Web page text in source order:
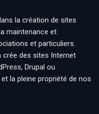
la création de sites
maintenance et
et particuliers.
crée des sites Internet
Drupal ou
la pleine propriété de nos